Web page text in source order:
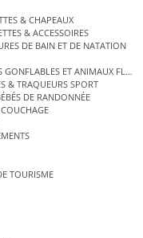
& CHAPEAUX
& ACCESSOIRES
DE BAIN ET DE NATATION
GONFLABLES ET ANIMAUX
& TRAQUEURS SPORT
DE RANDONNÉE
TOURISME